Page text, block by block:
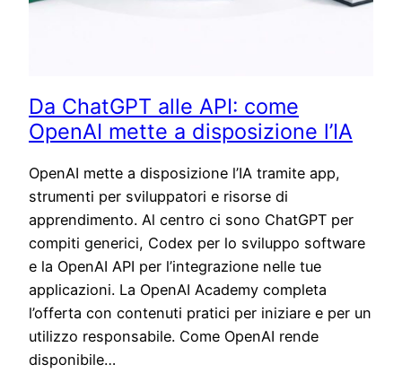
Da ChatGPT alle API: come
OpenAI mette a disposizione l’IA
OpenAI mette a disposizione l’IA tramite app,
strumenti per sviluppatori e risorse di
apprendimento. Al centro ci sono ChatGPT per
compiti generici, Codex per lo sviluppo software
e la OpenAI API per l’integrazione nelle tue
applicazioni. La OpenAI Academy completa
l’offerta con contenuti pratici per iniziare e per un
utilizzo responsabile. Come OpenAI rende
disponibile…